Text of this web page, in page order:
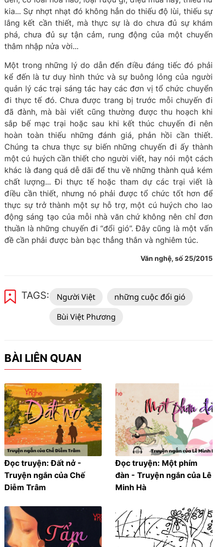
kia... Sự nhợt nhạt đó không hẳn do thiếu độ lùi, thiếu sự
lắng kết cần thiết, mà thực sự là do chưa đủ sự khám
phá, chưa đủ sự tận cảm, rung động của một chuyến
thâm nhập nửa vời...
Một trong những lý do dẫn đến điều đáng tiếc đó phải
kể đến là tư duy hình thức và sự buông lỏng của người
quản lý các trại sáng tác hay các đơn vị tổ chức chuyển
đi thực tế đó. Chưa được trang bị trước mỗi chuyến đi
đã đành, mà bài viết cũng thường được thu hoạch khi
sắp bế mạc trại hoặc sau khi kết thúc chuyến đi nên
hoàn toàn thiếu những đánh giá, phản hồi cần thiết.
Chúng ta chưa thực sự biến những chuyến đi ấy thành
một cú huých cần thiết cho người viết, hay nói một cách
khác là đang quá dễ dãi để thu về những thành quả kém
chất lượng... Đi thực tế hoặc tham dự các trại viết là
điều cần thiết, nhưng nó phải được tổ chức tốt hơn để
thực sự trở thành một sự hỗ trợ, một cú huých cho lao
động sáng tạo của mỗi nhà văn chứ không nên chỉ đơn
thuần là những chuyến đi “đổi gió”. Đây cũng là một vấn
đề cần phải được bàn bạc thẳng thắn và nghiêm túc.
Văn nghệ, số 25/2015
TAGS: Người Việt
những cuộc đổi gió
Bùi Việt Phương
BÀI LIÊN QUAN
Đọc truyện: Đất nở -
Truyện ngắn của Chế
Diễm Trâm
Đọc truyện: Một phím
đàn - Truyện ngắn của Lê
Minh Hà